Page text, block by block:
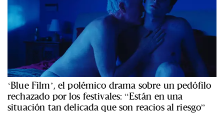
‘Blue Film’, el polémico drama sobre un pedófilo
rechazado por los festivales: “Están en una
situación tan delicada que son reacios al riesgo”